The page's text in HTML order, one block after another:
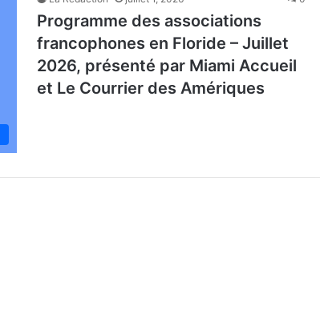
Programme des associations
francophones en Floride – Juillet
2026, présenté par Miami Accueil
et Le Courrier des Amériques